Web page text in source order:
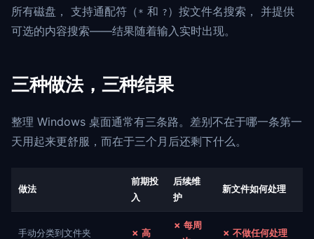
所有磁盘， 支持通配符（ * 和 ? ）按文件名搜索， 并提供
可选的内容搜索——结果随着输入实时出现。
三种做法，三种结果
整理 Windows 桌面通常有三条路。差别不在于哪一条第一
天用起来更舒服，而在于三个月后还剩下什么。
做法
前期投
入
后续维
护
新文件如何处理
手动分类到文件夹 ✗ 高
✗ 每周
✗ 不做任何处理